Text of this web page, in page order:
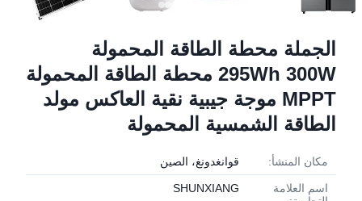
الجملة محطة الطاقة المحمولة
295Wh 300W محطة الطاقة المحمولة
MPPT موجة جيبية نقية العاكس مولد
الطاقة الشمسية المحمولة
مكان المنشأ: قوانغدونغ، الصين
اسم العلامة
SHUNXIANG